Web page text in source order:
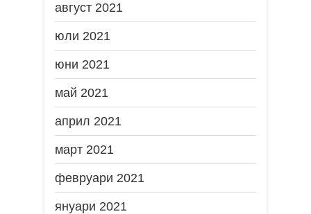
август 2021
юли 2021
юни 2021
май 2021
април 2021
март 2021
февруари 2021
януари 2021